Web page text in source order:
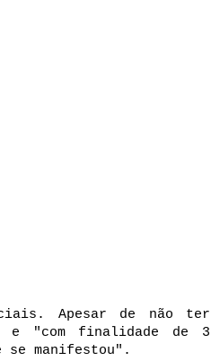
Apesar de não ter
e "com finalidade de 3
se manifestou".